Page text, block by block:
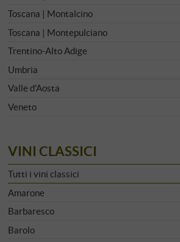
Toscana | Montalcino
Toscana | Montepulciano
Trentino-Alto Adige
Umbria
Valle d'Aosta
Veneto
VINI CLASSICI
Tutti i vini classici
Amarone
Barbaresco
Barolo